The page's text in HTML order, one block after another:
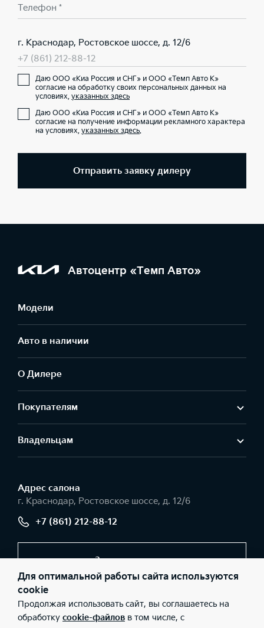
Телефон *
г. Краснодар, Ростовское шоссе, д. 12/6
+7 (861) 212-88-12
Даю ООО «Киа Россия и СНГ» и ООО «Темп Авто К»
согласие на обработку своих персональных данных на
условиях, указанных здесь
Даю ООО «Киа Россия и СНГ» и ООО «Темп Авто К»
согласие на получение информации рекламного характера
на условиях, указанных здесь.
Отправить заявку дилеру
Автоцентр «Темп Авто»
Модели
Авто в наличии
О Дилере
Покупателям
Владельцам
Адрес салонa
г. Краснодар, Ростовское шоссе, д. 12/6
+7 (861) 212-88-12
Заказать звонок
© 2026 Юридические лица ООО «Темп Авто К» (Фактический
адрес: г. Краснодар, Ростовское шоссе, д. 12/6; Телефон: +7 (861)
212-88-12; ИНН: 2311052326; ОГРН: 1022301818274), ООО «Киа
Для оптимальной работы сайта используются
cookie
Продолжая использовать сайт, вы соглашаетесь на
обработку cookie-файлов в том числе, с